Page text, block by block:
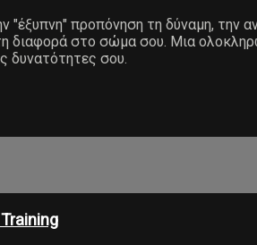
"έξυπνη" προπόνηση τη δύναμη, την
διαφορά στο σώμα σου. Μια
δυνατότητες σου.